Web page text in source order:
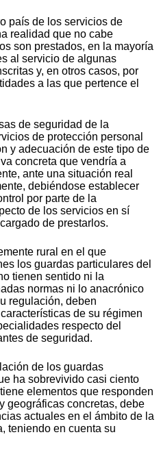
país de los servicios de
realidad que no cabe
son prestados, en la mayoría
al servicio de algunas
y, en otros casos, por
a las que pertence el
de seguridad de la
de protección personal
y adecuación de este tipo de
concreta que vendría a
ante una situación real
debiéndose establecer
por parte de la
de los servicios en sí
de prestarlos.
rural en el que
los guardas particulares del
tienen sentido ni la
normas ni lo anacrónico
regulación, deben
de su régimen
respecto del
de seguridad.
de los guardas
ha sobrevivido casi ciento
elementos que responden
geográficas concretas, debe
actuales en el ámbito de la
teniendo en cuenta su